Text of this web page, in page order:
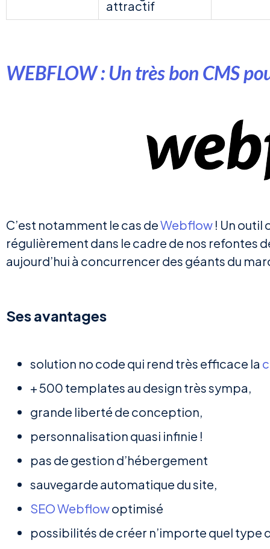
attractif
WEBFLOW : Un très bon CMS
C’est notamment le cas deWebflow ! Un outil
régulièrement dans le cadre de nos refontes
aujourd’hui à concurrencer des géants du
Ses avantages
solution no code qui rend très efficace la
+ 500 templates au design très sympa,
grande liberté de conception,
personnalisation quasi infinie !
pas de gestion d’hébergement
sauvegarde automatique du site,
SEO Webflowoptimisé
possibilités de créer n’importe quel type